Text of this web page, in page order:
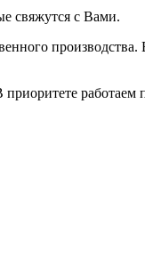
свяжутся с Вами.
производства.